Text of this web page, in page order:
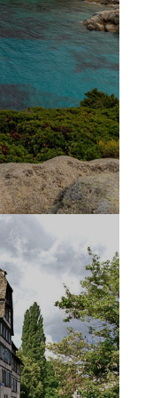
de 350 €/ 7
nuits